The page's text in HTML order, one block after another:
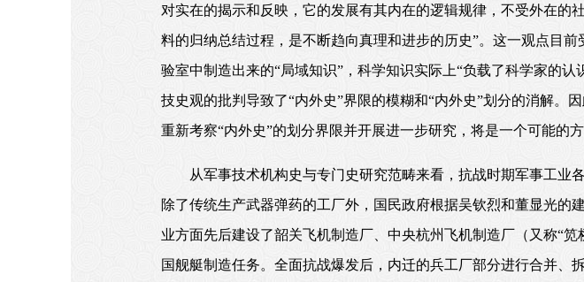
对实在的揭示和反映，它的发展有其内在的逻辑规律，不受外在的
料的归纳总结过程，是不断趋向真理和进步的历史”。这一观点目
验室中制造出来的“局域知识”，科学知识实际上“负载了科学家的
技史观的批判导致了“内外史”界限的模糊和“内外史”划分的消解。
重新考察“内外史”的划分界限并开展进一步研究，将是一个可能的方
从军事技术机构史与专门史研究范畴来看，抗战时期军事工业
除了传统生产武器弹药的工厂外，国民政府根据吴钦烈和董显光
业方面先后建设了韶关飞机制造厂、中央杭州飞机制造厂（又称“
国舰艇制造任务。全面抗战爆发后，内迁的兵工厂部分进行合并